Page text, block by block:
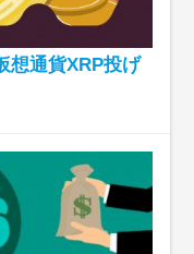
想通貨XRP投げ